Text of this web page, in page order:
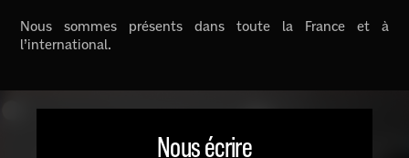
Nous sommes présents dans toute la France et à
l’international.
Nous écrire